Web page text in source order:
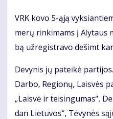
VRK ko­vo 5-ąją
me­rų rin­ki­mams į Aly­taus
bą už­re­gist­ra­vo de­šimt
De­vy­nis jų pa­tei­kė
Dar­bo, Re­gio­nų, Lais­vės
„Lais­vė ir tei­sin­gu­mas“,
dan Lie­tu­vos“, Tė­vy­nės